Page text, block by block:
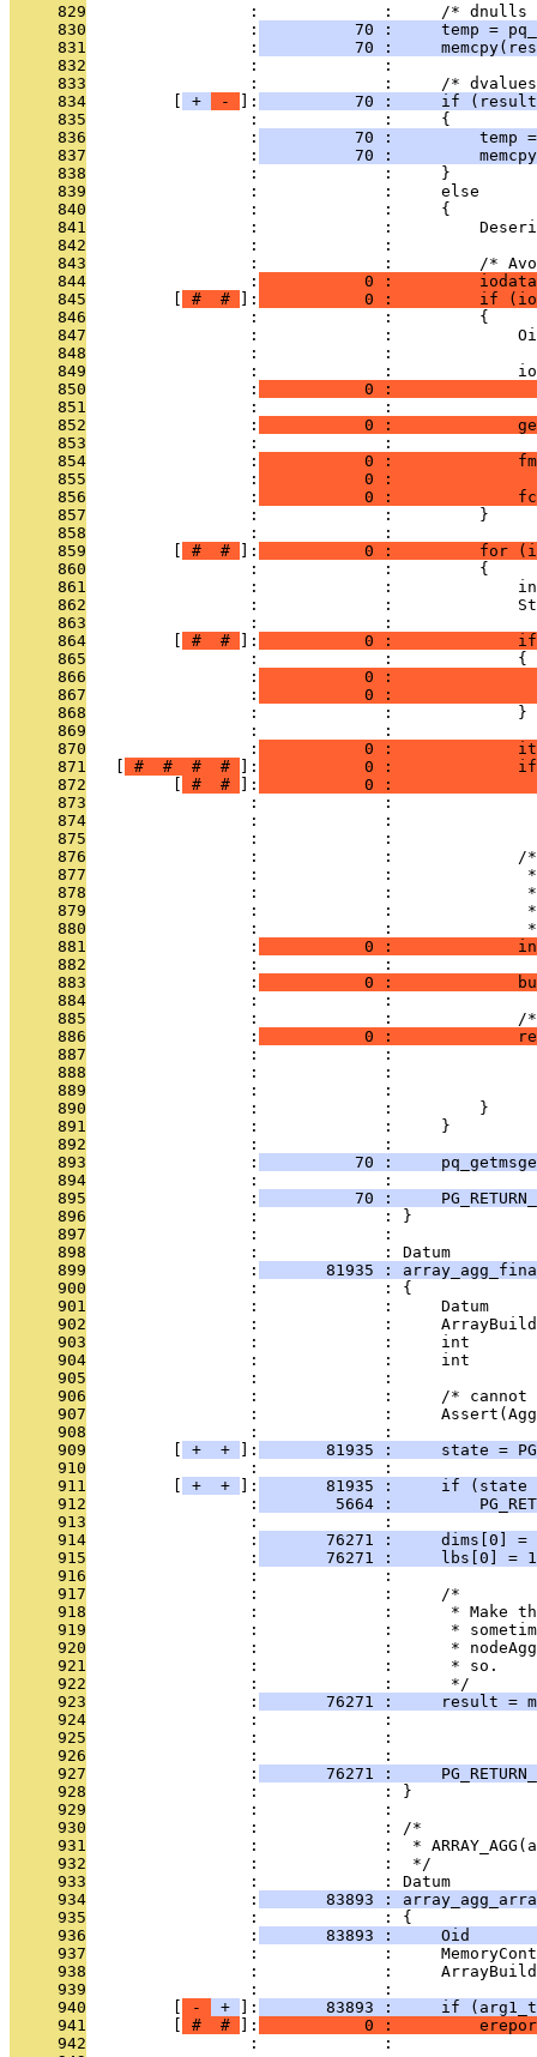
     829
:             :     /* dnulls
     830
                 :
70 :     temp =
     831
                 :
70 :
     832
                 :             :
     833
:             :     /*
     834
+ - ]:
70 :     if
     835
                 :             :     {
     836
                 :
70 :         temp
     837
                 :
70 :
     838
                 :             :     }
     839
                 :             :     else
     840
                 :             :     {
     841
:             :
     842
                 :             :
     843
:             :         /*
     844
                 :
0 :
     845
# # ]:
0 :         if
     846
                 :             :         {
     847
:             :
     848
                 :             :
     849
:             :
     850
                 :
0 :
     851
:             :
     852
                 :
0 :
     853
:             :
     854
                 :
0 :
     855
                 :
0 :
     856
                 :
0 :
     857
                 :             :         }
     858
                 :             :
     859
# # ]:
0 :         for
     860
                 :             :         {
     861
:             :
     862
:             :
     863
                 :             :
     864
# # ]:
0 :
     865
                 :             :             {
     866
                 :
0 :
     867
                 :
0 :
     868
                 :             :             }
     869
                 :             :
     870
                 :
0 :
     871
# # # # ]:
0 :
     872
# # ]:
0 :
     873
:             :
     874
:             :
     875
                 :             :
     876
                 :             :             /*
     877
:             :
     878
:             :
     879
:             :
     880
:             :
     881
                 :
0 :
     882
                 :             :
     883
                 :
0 :
     884
                 :             :
     885
:             :
     886
                 :
0 :
     887
:             :
     888
:             :
     889
:             :
     890
                 :             :         }
     891
                 :             :     }
     892
                 :             :
     893
                 :
70 :
     894
                 :             :
     895
                 :
70 :
     896
                 :             : }
     897
                 :             :
     898
                 :             : Datum
     899
                 :
81935 :
     900
                 :             : {
     901
:             :     Datum
     902
:             :
     903
:             :     int
     904
:             :     int
     905
                 :             :
     906
:             :     /*
     907
:             :
     908
                 :             :
     909
+ + ]:
81935 :     state =
     910
                 :             :
     911
+ + ]:
81935 :     if (state
     912
                 :
5664 :
     913
                 :             :
     914
                 :
76271 :     dims[0] =
     915
                 :
76271 :     lbs[0] =
     916
                 :             :
     917
                 :             :     /*
     918
:             :      * Make
     919
:             :      *
     920
:             :      *
     921
                 :             :      * so.
     922
                 :             :      */
     923
                 :
76271 :     result =
     924
:             :
     925
:             :
     926
                 :             :
     927
                 :
76271 :
     928
                 :             : }
     929
                 :             :
     930
                 :             : /*
     931
:             :  *
     932
                 :             :  */
     933
                 :             : Datum
     934
                 :
83893 :
     935
                 :             : {
     936
                 :
83893 :     Oid
     937
:             :
     938
:             :
     939
                 :             :
     940
- + ]:
83893 :     if
     941
# # ]:
0 :
     942
:             :